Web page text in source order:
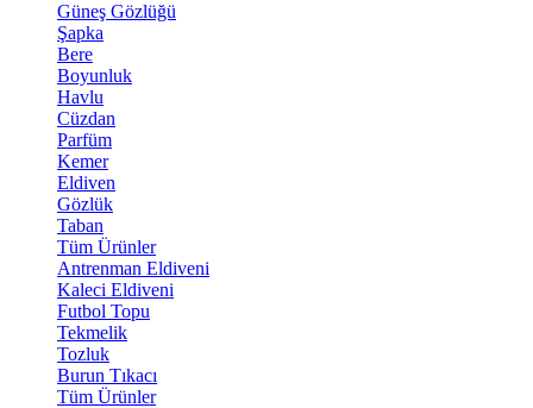
Güneş Gözlüğü
Şapka
Bere
Boyunluk
Havlu
Cüzdan
Parfüm
Kemer
Eldiven
Gözlük
Taban
Tüm Ürünler
Antrenman Eldiveni
Kaleci Eldiveni
Futbol Topu
Tekmelik
Tozluk
Burun Tıkacı
Tüm Ürünler